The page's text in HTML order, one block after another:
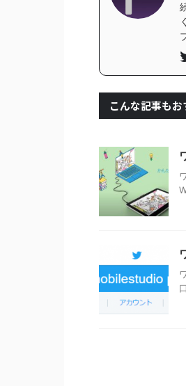
こんな記事もお